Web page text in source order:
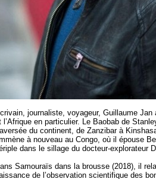
journaliste, voyageur, Guillaume Jan
l’Afrique en particulier. Le Baobab de
du continent, de Zanzibar à
à nouveau au Congo, où il épouse
dans le sillage du docteur-explorateur
Samouraïs dans la brousse (2018), il
de l’observation scientifique des